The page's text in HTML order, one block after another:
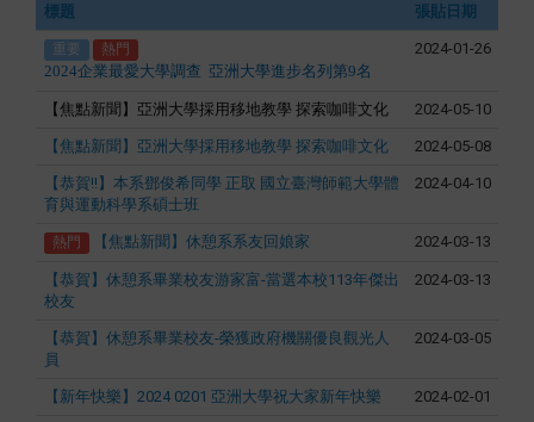
標題 張貼日期
重要 熱門
2024企業最愛大學調查 亞洲大學進步名列第9名
2024-01-26
【焦點新聞】亞洲大學採用移地教學 探索咖啡文化 2024-05-10
【焦點新聞】亞洲大學採用移地教學 探索咖啡文化 2024-05-08
【恭賀!!】本系鄧俊希同學 正取 國立臺灣師範大學體
育與運動科學系碩士班
2024-04-10
熱門 【焦點新聞】休憩系系友回娘家 2024-03-13
【恭賀】休憩系畢業校友游家富-當選本校113年傑出
校友
2024-03-13
【恭賀】休憩系畢業校友-榮獲政府機關優良觀光人
員
2024-03-05
【新年快樂】2024 0201 亞洲大學祝大家新年快樂 2024-02-01